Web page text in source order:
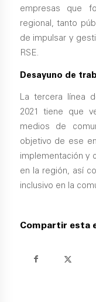
empresas que
regional, tanto
de impulsar y
RSE.
Desayuno de
La tercera línea
2021 tiene que
medios de
objetivo de ese
implementación y
en la región, así
inclusivo en la
Compartir esta